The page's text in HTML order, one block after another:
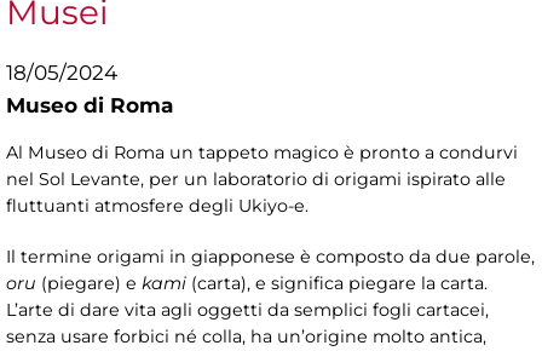
Musei
18/05/2024
Museo di Roma
Al Museo di Roma un tappeto magico è pronto a condurvi
nel Sol Levante, per un laboratorio di origami ispirato alle
fluttuanti atmosfere degli Ukiyo-e.
Il termine origami in giapponese è composto da due parole,
oru (piegare) e kami (carta), e significa piegare la carta.
L’arte di dare vita agli oggetti da semplici fogli cartacei,
senza usare forbici né colla, ha un’origine molto antica,